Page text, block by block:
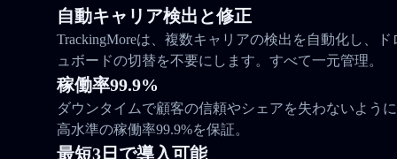
自動キャリア検出と修正
TrackingMoreは、複数キャリアの検出を自動化し、
ュボードの切替を不要にします。すべて一元管理。
稼働率99.9%
ダウンタイムで顧客の信頼やシェアを失わないよう
高水準の稼働率99.9%を保証。
最短3日で導入可能